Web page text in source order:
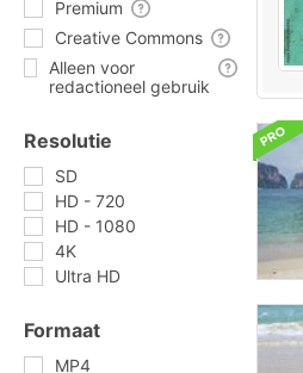
Premium
Creative Commons
Alleen voor
redactioneel gebruik
Resolutie
SD
HD - 720
HD - 1080
4K
Ultra HD
Formaat
MP4